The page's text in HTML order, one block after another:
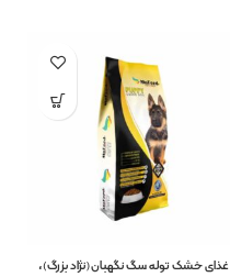
غذای خشک توله سگ نگهبان(نژاد بزرگ)،